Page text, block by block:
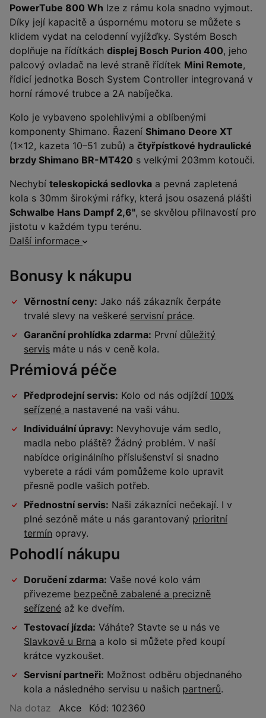
PowerTube 800 Wh lze z rámu kola snadno vyjmout.
Díky její kapacitě a úspornému motoru se můžete s
klidem vydat na celodenní vyjížďky. Systém Bosch
doplňuje na řídítkách displej Bosch Purion 400, jeho
palcový ovladač na levé straně řídítek Mini Remote,
řídicí jednotka Bosch System Controller integrovaná v
horní rámové trubce a 2A nabíječka.
Kolo je vybaveno spolehlivými a oblíbenými
komponenty Shimano. Řazení Shimano Deore XT
(1×12, kazeta 10–51 zubů) a čtyřpístkové hydraulické
brzdy Shimano BR-MT420 s velkými 203mm kotouči.
Nechybí teleskopická sedlovka a pevná zapletená
kola s 30mm širokými ráfky, která jsou osazená plášti
Schwalbe Hans Dampf 2,6", se skvělou přilnavostí pro
jistotu v každém typu terénu.
Další informace
Bonusy k nákupu
Věrnostní ceny: Jako náš zákazník čerpáte
trvalé slevy na veškeré servisní práce.
Garanční prohlídka zdarma: První důležitý
servis máte u nás v ceně kola.
Prémiová péče
Předprodejní servis: Kolo od nás odjíždí 100%
seřízené a nastavené na vaši váhu.
Individuální úpravy: Nevyhovuje vám sedlo,
madla nebo pláště? Žádný problém. V naší
nabídce originálního příslušenství si snadno
vyberete a rádi vám pomůžeme kolo upravit
přesně podle vašich potřeb.
Přednostní servis: Naši zákazníci nečekají. I v
plné sezóně máte u nás garantovaný prioritní
termín opravy.
Pohodlí nákupu
Doručení zdarma: Vaše nové kolo vám
přivezeme bezpečně zabalené a precizně
seřízené až ke dveřím.
Testovací jízda: Váháte? Stavte se u nás ve
Slavkově u Brna a kolo si můžete před koupí
krátce vyzkoušet.
Servisní partneři: Možnost odběru objednaného
kola a následného servisu u našich partnerů.
Na dotaz
Akce
Kód: 102360